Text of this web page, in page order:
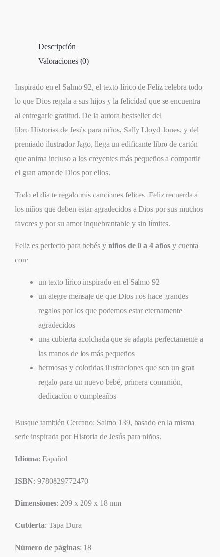
Descripción
Valoraciones (0)
Inspirado en el Salmo 92, el texto lírico de Feliz celebra todo
lo que Dios regala a sus hijos y la felicidad que se encuentra
al entregarle gratitud. De la autora bestseller del
libro Historias de Jesús para niños, Sally Lloyd-Jones, y del
premiado ilustrador Jago, llega un edificante libro de cartón
que anima incluso a los creyentes más pequeños a compartir
el gran amor de Dios por ellos.
Todo el día te regalo mis canciones felices. Feliz recuerda a
los niños que deben estar agradecidos a Dios por sus muchos
favores y por su amor inquebrantable y sin límites.
Feliz es perfecto para bebés y niños de 0 a 4 años y cuenta
con:
un texto lírico inspirado en el Salmo 92
un alegre mensaje de que Dios nos hace grandes
regalos por los que podemos estar eternamente
agradecidos
una cubierta acolchada que se adapta perfectamente a
las manos de los más pequeños
hermosas y coloridas ilustraciones que son un gran
regalo para un nuevo bebé, primera comunión,
dedicación o cumpleaños
Busque también Cercano: Salmo 139, basado en la misma
serie inspirada por Historia de Jesús para niños.
Idioma: Español
ISBN: 9780829772470
Dimensiones: 209 x 209 x 18 mm
Cubierta: Tapa Dura
Número de páginas: 18